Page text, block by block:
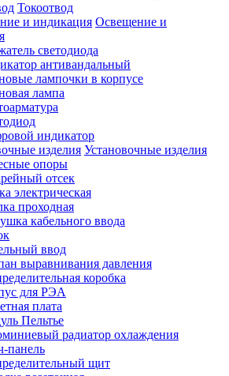
Токоотвод
Освещение и
светодиода
антивандальный
лампочки в корпусе
лампа
индикатор
Установочные изделия
опоры
отсек
электрическая
проходная
кабельного ввода
ввод
выравнивания давления
коробка
для РЭА
плата
Пельтье
радиатор охлаждения
панель
щит